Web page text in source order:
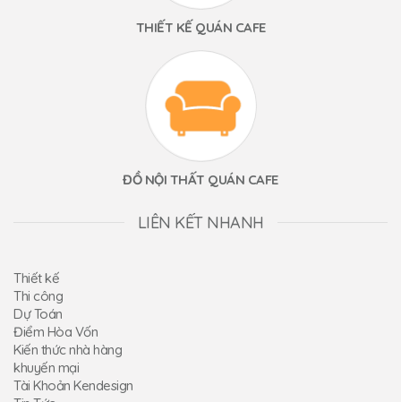
THIẾT KẾ QUÁN CAFE
ĐỒ NỘI THẤT QUÁN CAFE
LIÊN KẾT NHANH
Thiết kế
Thi công
Dự Toán
Điểm Hòa Vốn
Kiến thức nhà hàng
khuyến mại
Tài Khoản Kendesign